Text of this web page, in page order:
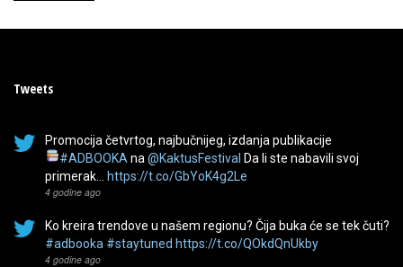
Tweets
Promocija četvrtog, najbučnijeg, izdanja publikacije
#ADBOOKA na @KaktusFestival Da li ste nabavili svoj
primerak…
https://t.co/GbYoK4g2Le
4 godine ago
Ko kreira trendove u našem regionu? Čija buka će se tek čuti?
#adbooka #staytuned https://t.co/QOkdQnUkby
4 godine ago